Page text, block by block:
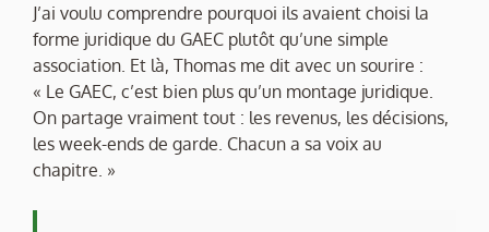
J’ai voulu comprendre pourquoi ils avaient choisi la
forme juridique du GAEC plutôt qu’une simple
association. Et là, Thomas me dit avec un sourire :
« Le GAEC, c’est bien plus qu’un montage juridique.
On partage vraiment tout : les revenus, les décisions,
les week-ends de garde. Chacun a sa voix au
chapitre. »